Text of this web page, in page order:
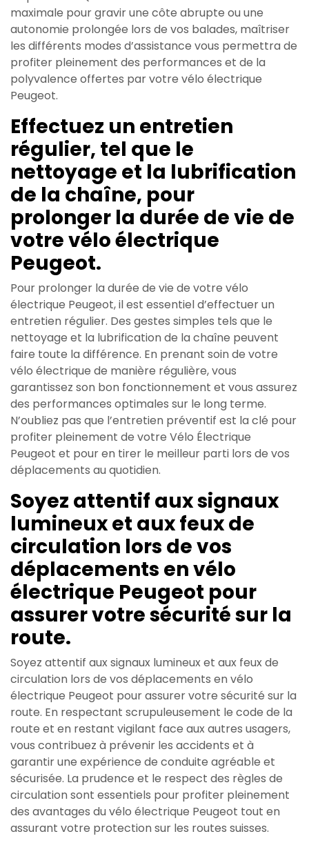
maximale pour gravir une côte abrupte ou une
autonomie prolongée lors de vos balades, maîtriser
les différents modes d’assistance vous permettra de
profiter pleinement des performances et de la
polyvalence offertes par votre vélo électrique
Peugeot.
Effectuez un entretien
régulier, tel que le
nettoyage et la lubrification
de la chaîne, pour
prolonger la durée de vie de
votre vélo électrique
Peugeot.
Pour prolonger la durée de vie de votre vélo
électrique Peugeot, il est essentiel d’effectuer un
entretien régulier. Des gestes simples tels que le
nettoyage et la lubrification de la chaîne peuvent
faire toute la différence. En prenant soin de votre
vélo électrique de manière régulière, vous
garantissez son bon fonctionnement et vous assurez
des performances optimales sur le long terme.
N’oubliez pas que l’entretien préventif est la clé pour
profiter pleinement de votre Vélo Électrique
Peugeot et pour en tirer le meilleur parti lors de vos
déplacements au quotidien.
Soyez attentif aux signaux
lumineux et aux feux de
circulation lors de vos
déplacements en vélo
électrique Peugeot pour
assurer votre sécurité sur la
route.
Soyez attentif aux signaux lumineux et aux feux de
circulation lors de vos déplacements en vélo
électrique Peugeot pour assurer votre sécurité sur la
route. En respectant scrupuleusement le code de la
route et en restant vigilant face aux autres usagers,
vous contribuez à prévenir les accidents et à
garantir une expérience de conduite agréable et
sécurisée. La prudence et le respect des règles de
circulation sont essentiels pour profiter pleinement
des avantages du vélo électrique Peugeot tout en
assurant votre protection sur les routes suisses.